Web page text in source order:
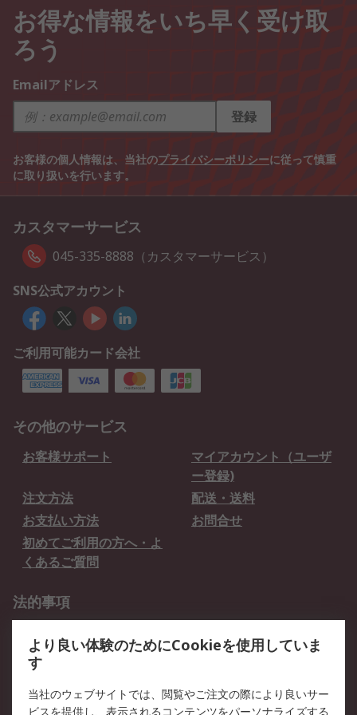
お得な情報をいち早く受け取
ろう
Emailアドレス
登録
お客様の個人情報は、当社のプライバシーポリシーに従って慎重
に取り扱いを行います。
カスタマーサービス
045-335-8888（カスタマーサービス）
SNS公式アカウント
ご利用可能カード会社
その他のサービス
お客様サポート
マイアカウント（ユーザ
ー登録)
注文方法
配送・送料
お支払い方法
お問合せ
初めてご利用の方へ・よ
くあるご質問
法的事項
クッキーポリシー
RSについて
より良い体験のためにCookieを使用していま
す
当社のウェブサイトでは、閲覧やご注文の際により良いサー
ビスを提供し、表示されるコンテンツをパーソナライズする